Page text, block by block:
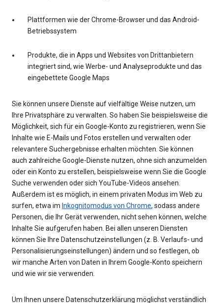
Plattformen wie der Chrome-Browser und das Android-
Betriebssystem
Produkte, die in Apps und Websites von Drittanbietern
integriert sind, wie Werbe- und Analyseprodukte und das
eingebettete Google Maps
Sie können unsere Dienste auf vielfältige Weise nutzen, um
Ihre Privatsphäre zu verwalten. So haben Sie beispielsweise die
Möglichkeit, sich für ein Google-Konto zu registrieren, wenn Sie
Inhalte wie E-Mails und Fotos erstellen und verwalten oder
relevantere Suchergebnisse erhalten möchten. Sie können
auch zahlreiche Google-Dienste nutzen, ohne sich anzumelden
oder ein Konto zu erstellen, beispielsweise wenn Sie die Google
Suche verwenden oder sich YouTube-Videos ansehen.
Außerdem ist es möglich, in einem privaten Modus im Web zu
surfen, etwa im Inkognitomodus von Chrome, sodass andere
Personen, die Ihr Gerät verwenden, nicht sehen können, welche
Inhalte Sie aufgerufen haben. Bei allen unseren Diensten
können Sie Ihre Datenschutzeinstellungen (z. B. Verlaufs- und
Personalisierungseinstellungen) ändern und so festlegen, ob
wir manche Arten von Daten in Ihrem Google-Konto speichern
und wie wir sie verwenden.
Um Ihnen unsere Datenschutzerklärung möglichst verständlich